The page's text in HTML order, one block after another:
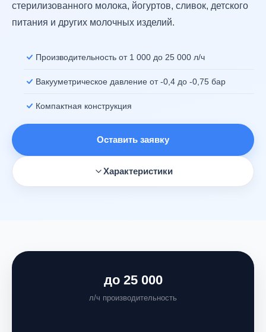
стерилизованного молока, йогуртов, сливок, детского
питания и других молочных изделий.
Производительность от 1 000 до 25 000 л/ч
Вакууметрическое давление от -0,4 до -0,75 бар
Компактная конструкция
Оставить заявку
Характеристики
до 25 000
л/ч производительность